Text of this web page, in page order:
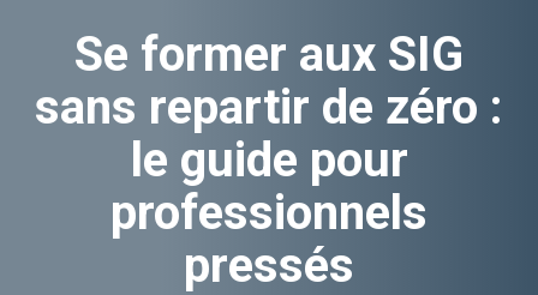
Se former aux SIG
sans repartir de zéro :
le guide pour
professionnels
pressés